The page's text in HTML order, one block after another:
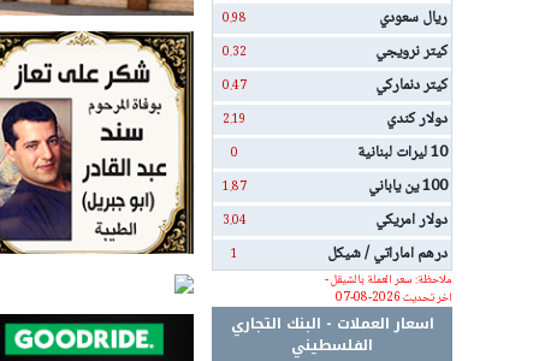
ريال سعودي 0.98
كيتر نرويجي 0.32
كيتر دنماركي 0.47
دولار كندي 2.19
10 ليرات لبنانية 0
100 ين ياباني 1.87
دولار امريكي 3.04
درهم اماراتي / شيكل
1
ملاحظة: سعر العملة بالشيقل -
اخر تحديث 2026-08-07
اسعار العملات - البنك التجاري
الفلسطيني